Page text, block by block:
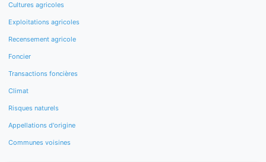
Cultures agricoles
Exploitations agricoles
Recensement agricole
Foncier
Transactions foncières
Climat
Risques naturels
Appellations d'origine
Communes voisines